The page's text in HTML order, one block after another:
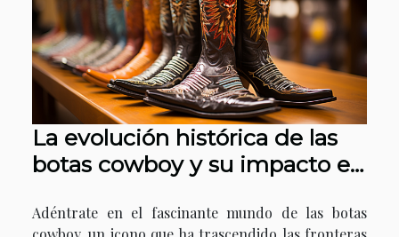
La evolución histórica de las
botas cowboy y su impacto en
Adéntrate en el fascinante mundo de las botas